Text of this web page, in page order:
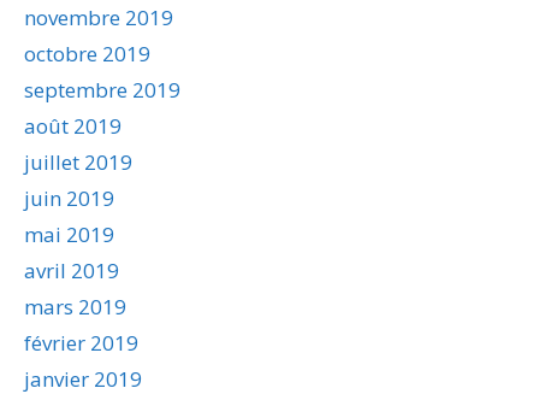
novembre 2019
octobre 2019
septembre 2019
août 2019
juillet 2019
juin 2019
mai 2019
avril 2019
mars 2019
février 2019
janvier 2019